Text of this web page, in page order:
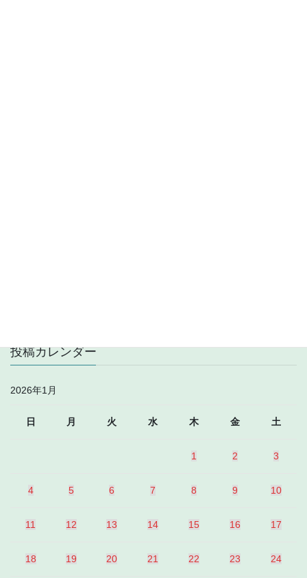
投稿カレンダー
2026年1月
日 月 火 水 木 金 土
1 2 3
4 5 6 7 8 9 10
11 12 13 14 15 16 17
18 19 20 21 22 23 24